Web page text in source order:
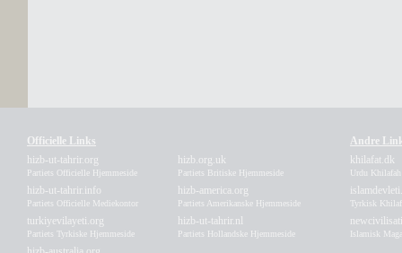
Officielle Links
hizb-ut-tahrir.org
Partiets Officielle Hjemmeside
hizb.org.uk
Partiets Britiske Hjemmeside
hizb-ut-tahrir.info
Partiets Officielle Mediekontor
hizb-america.org
Partiets Amerikanske Hjemmeside
turkiyevilayeti.org
Partiets Tyrkiske Hjemmeside
hizb-ut-tahrir.nl
Partiets Hollandske Hjemmeside
Andre
khilafat.dk
Urdu
Tyrkisk
Islamisk